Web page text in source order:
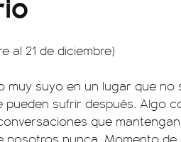
al 21 de diciembre)
muy suyo en un lugar que
pueden sufrir después. Algo
que
nosotros nunca. Momento de